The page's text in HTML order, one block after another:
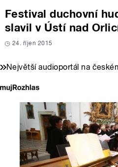
Festival duchovní
slavil v Ústí nad
24. říjen 2015
Největší audioportál na